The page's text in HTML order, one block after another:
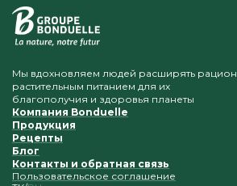
Мы вдохновляем людей расширять рацион
растительным питанием для их
благополучия и здоровья планеты
Компания Bonduelle
Продукция
Рецепты
Блог
Контакты и обратная связь
Пользовательское соглашение